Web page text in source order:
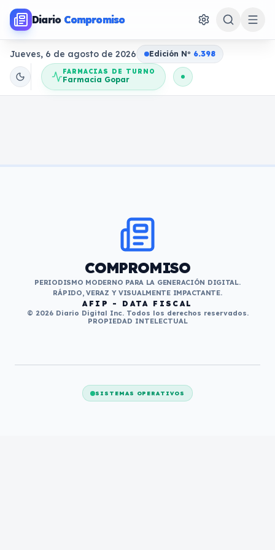
Diario Compromiso
Jueves, 6 de agosto de 2026 Edición No 6.398
FARMACIAS DE TURNO
Farmacia Gopar
COMPROMISO
PERIODISMO MODERNO PARA LA GENERACIÓN DIGITAL.
RÁPIDO, VERAZ Y VISUALMENTE IMPACTANTE.
AFIP - DATA FISCAL
© 2026 Diario Digital Inc. Todos los derechos reservados.
PROPIEDAD INTELECTUAL
SISTEMAS OPERATIVOS